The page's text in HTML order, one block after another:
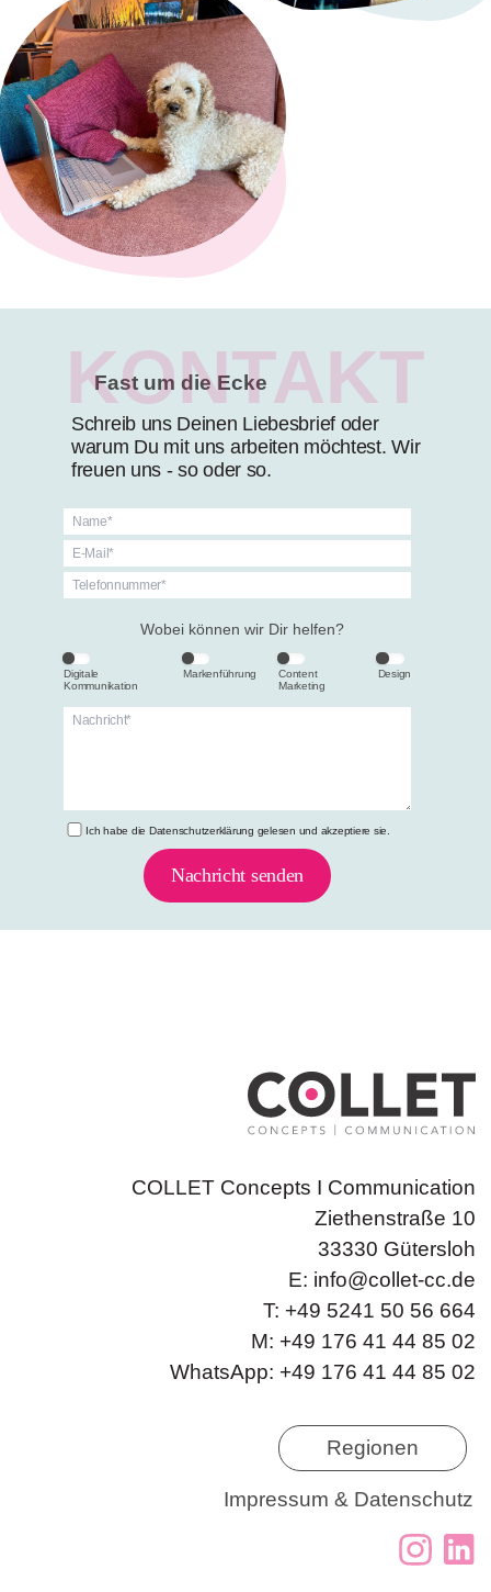
Fast um die Ecke
KONTAKT
Schreib uns Deinen Liebesbrief oder
warum Du mit uns arbeiten möchtest. Wir
freuen uns - so oder so.
Wobei können wir Dir helfen?
Digitale
Kommunikation
Markenführung
Content
Marketing
Design
Ich habe die Datenschutzerklärung gelesen und akzeptiere sie.
Nachricht senden
COLLET Concepts I Communication
Ziethenstraße 10
33330 Gütersloh
E: info@collet-cc.de
T: +49 5241 50 56 664
M: +49 176 41 44 85 02
WhatsApp: +49 176 41 44 85 02
Regionen
Impressum & Datenschutz